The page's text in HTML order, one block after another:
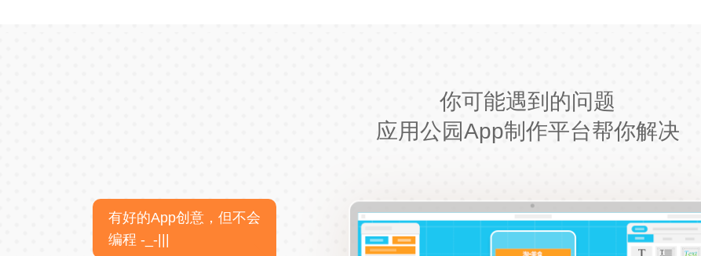
你可能遇到的问题
应用公园App制作平台帮你解决
有好的App创意，但不会
编程 -_-|||